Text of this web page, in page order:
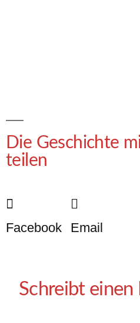
Die Geschichte
teilen
Facebook Email